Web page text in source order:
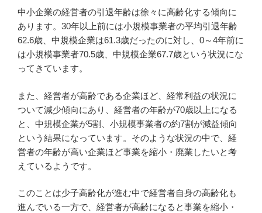
中小企業の経営者の引退年齢は徐々に高齢化する傾向に
あります。30年以上前には小規模事業者の平均引退年齢
62.6歳、中規模企業は61.3歳だったのに対し、0～4年前に
は小規模事業者70.5歳、中規模企業67.7歳という状況にな
ってきています。
また、経営者が高齢である企業ほど、経常利益の状況に
ついて減少傾向にあり、経営者の年齢が70歳以上になる
と、中規模企業が5割、小規模事業者の約7割が減益傾向
という結果になっています。そのような状況の中で、経
営者の年齢が高い企業ほど事業を縮小・廃業したいと考
えているようです。
このことは少子高齢化が進む中で経営者自身の高齢化も
進んでいる一方で、経営者が高齢になると事業を縮小・